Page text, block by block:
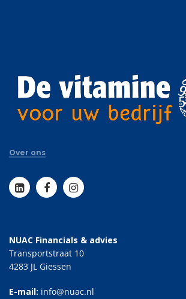
Over ons
NUAC Financials & advies
Transportstraat 10
4283 JL Giessen
E-mail: info@nuac.nl